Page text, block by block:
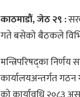
काठमाडौं, जेठ २९ :
गते बसेको बैठकले
मन्त्रिपरिषद्का निर्णय
कार्यालयअन्तर्गत गठन